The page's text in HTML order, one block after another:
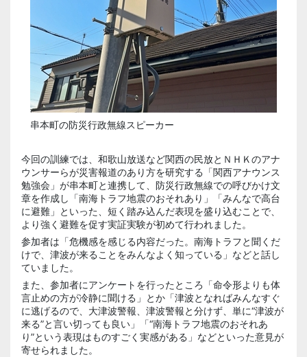
串本町の防災行政無線スピーカー
今回の訓練では、和歌山放送など関西の民放とＮＨＫのアナ
ウンサーらが災害報道のあり方を研究する「関西アナウンス
勉強会」が串本町と連携して、防災行政無線での呼びかけ文
章を作成し「南海トラフ地震のおそれあり」「みんなで高台
に避難」といった、短く踏み込んだ表現を盛り込むことで、
より強く避難を促す実証実験が初めて行われました。
参加者は「危機感を感じる内容だった。南海トラフと聞くだ
けで、津波が来ることをみんなよく知っている」などと話し
ていました。
また、参加者にアンケートを行ったところ「命令形よりも体
言止めの方が冷静に聞ける」とか「津波となればみんなすぐ
に逃げるので、大津波警報、津波警報と分けず、単に“津波が
来る”と言い切っても良い」「“南海トラフ地震のおそれあ
り”という表現はものすごく実感がある」などといった意見が
寄せられました。